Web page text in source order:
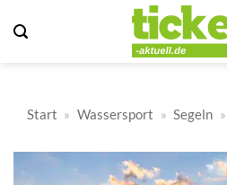
Inhalt
Start » Wassersport » Segeln »